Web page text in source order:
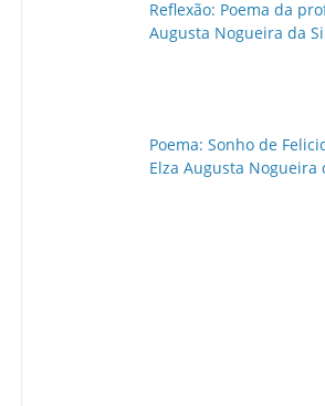
Reflexão: Poema da
Augusta Nogueira da
Poema: Sonho de
Elza Augusta Nogueira